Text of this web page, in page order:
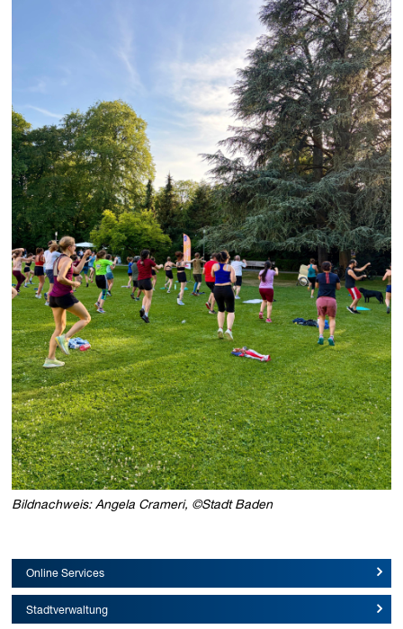
Bildnachweis: Angela Crameri, ©Stadt Baden
Online Services
Stadtverwaltung